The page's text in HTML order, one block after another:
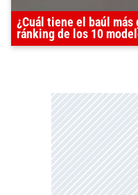
¿Cuál tiene el baúl más
ránking de los 10